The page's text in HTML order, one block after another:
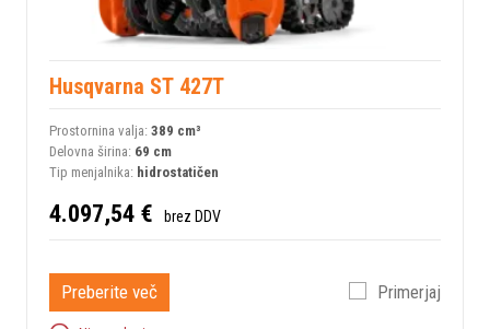
Husqvarna ST 427T
Prostornina valja: 389 сm³
Delovna širina: 69 cm
Tip menjalnika: hidrostatičen
4.097,54 € brez DDV
Preberite več Primerjaj